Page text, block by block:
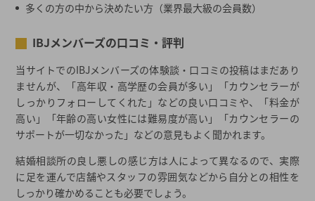
多くの方の中から決めたい方（業界最大級の会員数）
IBJメンバーズの口コミ・評判
当サイトでのIBJメンバーズの体験談・口コミの投稿はまだあり
ませんが、「高年収・高学歴の会員が多い」「カウンセラーが
しっかりフォローしてくれた」などの良い口コミや、「料金が
高い」「年齢の高い女性には難易度が高い」「カウンセラーの
サポートが一切なかった」などの意見もよく聞かれます。
結婚相談所の良し悪しの感じ方は人によって異なるので、実際
に足を運んで店舗やスタッフの雰囲気などから自分との相性を
しっかり確かめることも必要でしょう。